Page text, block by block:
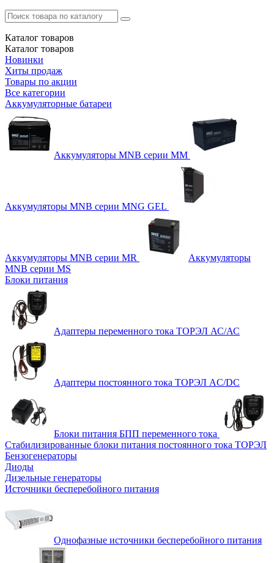
Каталог товаров
Каталог товаров
Новинки
Хиты продаж
Товары по акции
Все категории
Аккумуляторные батареи
Аккумуляторы MNB серии MM
Аккумуляторы MNB серии MNG GEL
Аккумуляторы MNB серии MR
Аккумуляторы
MNB серии MS
Блоки питания
Адаптеры переменного тока ТОРЭЛ АС/АС
Адаптеры постоянного тока ТОРЭЛ AC/DC
Блоки питания БПП переменного тока
Стабилизированные блоки питания постоянного тока ТОРЭЛ
Бензогенераторы
Диоды
Дизельные генераторы
Источники бесперебойного питания
Однофазные источники бесперебойного питания